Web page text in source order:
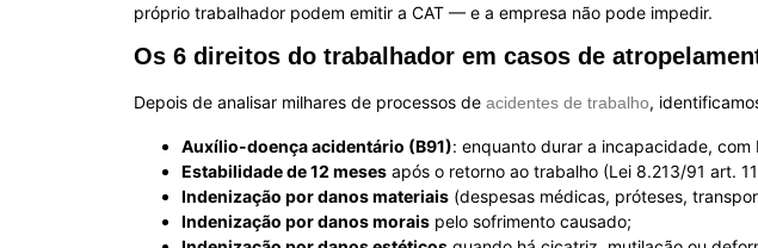
próprio trabalhador podem emitir a CAT — e a empresa não pode impedir.
Os 6 direitos do trabalhador em casos de
Depois de analisar milhares de processos de acidentes de trabalho,
Auxílio-doença acidentário (B91): enquanto durar a incapacidade, com
Estabilidade de 12 meses após o retorno ao trabalho (Lei 8.213/91 art.
Indenização por danos materiais (despesas médicas, próteses,
Indenização por danos morais pelo sofrimento causado;